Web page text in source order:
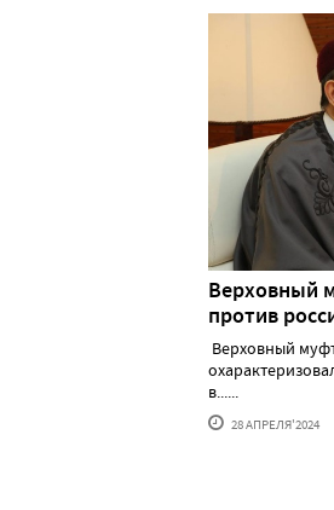
Верховный
против
Верховный
в......
28 АПРЕЛЯ'2024